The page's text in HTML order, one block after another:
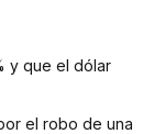
y que el dólar
el robo de una